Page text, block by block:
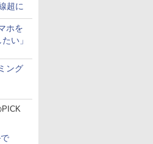
超に
ホを
い」
ング
PICK